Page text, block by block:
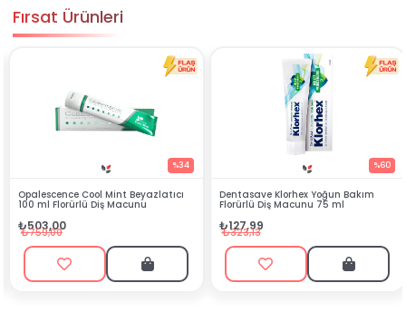
Fırsat Ürünleri
Dentasave Klorhex Yoğun Bakım
Florürlü Diş Macunu 75 ml
Black Berry Bitkisel Sprey